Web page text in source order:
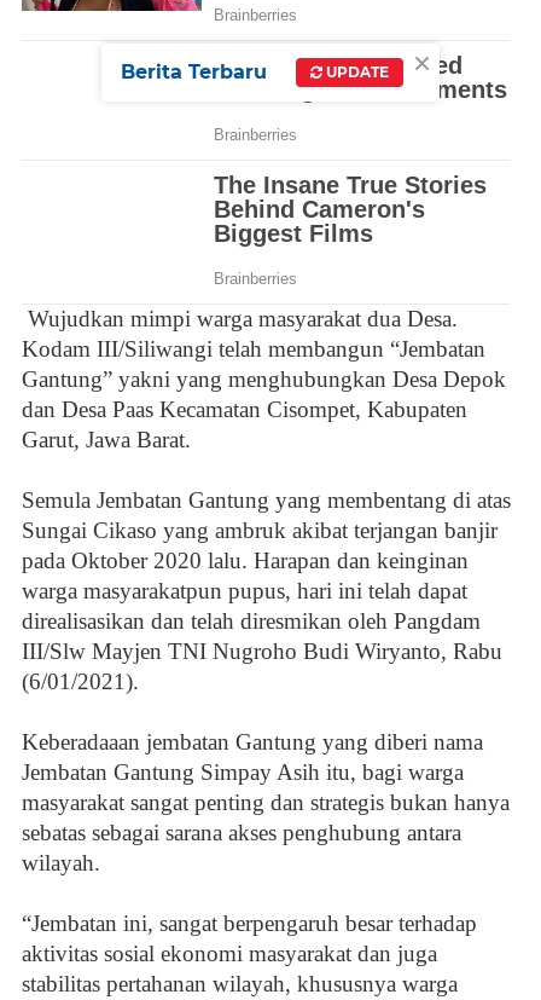
Wujudkan mimpi warga masyarakat dua Desa.
Kodam III/Siliwangi telah membangun “Jembatan
Gantung” yakni yang menghubungkan Desa Depok
dan Desa Paas Kecamatan Cisompet, Kabupaten
Garut, Jawa Barat.
Semula Jembatan Gantung yang membentang di atas
Sungai Cikaso yang ambruk akibat terjangan banjir
pada Oktober 2020 lalu. Harapan dan keinginan
warga masyarakatpun pupus, hari ini telah dapat
direalisasikan dan telah diresmikan oleh Pangdam
III/Slw Mayjen TNI Nugroho Budi Wiryanto, Rabu
(6/01/2021).
Keberadaaan jembatan Gantung yang diberi nama
Jembatan Gantung Simpay Asih itu, bagi warga
masyarakat sangat penting dan strategis bukan hanya
sebatas sebagai sarana akses penghubung antara
wilayah.
“Jembatan ini, sangat berpengaruh besar terhadap
aktivitas sosial ekonomi masyarakat dan juga
stabilitas pertahanan wilayah, khususnya warga
×
Berita Terbaru UPDATE